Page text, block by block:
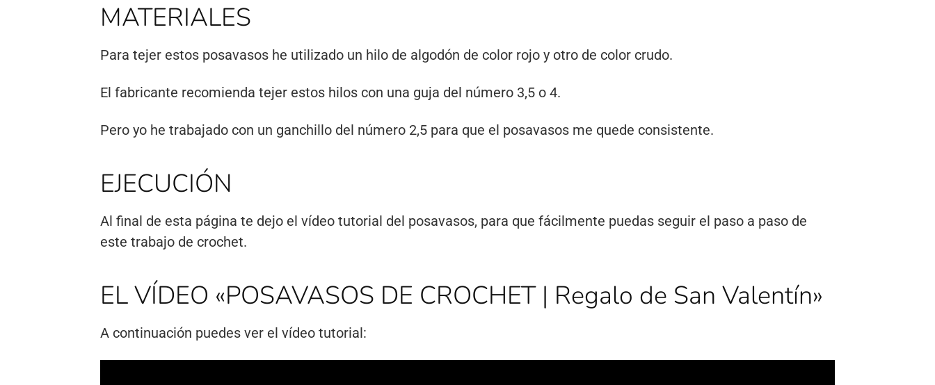
MATERIALES
Para tejer estos posavasos he utilizado un hilo de algodón de color rojo y otro de color crudo.
El fabricante recomienda tejer estos hilos con una guja del número 3,5 o 4.
Pero yo he trabajado con un ganchillo del número 2,5 para que el posavasos me quede consistente.
EJECUCIÓN
Al final de esta página te dejo el vídeo tutorial del posavasos, para que fácilmente puedas seguir el paso a paso de
este trabajo de crochet.
EL VÍDEO «POSAVASOS DE CROCHET | Regalo de San Valentín»
A continuación puedes ver el vídeo tutorial: